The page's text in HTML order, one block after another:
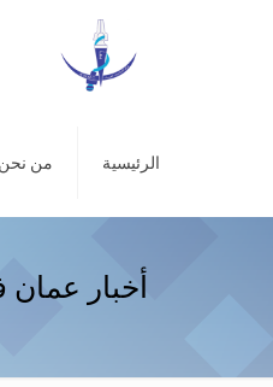
الرئيسية من نحن
أخبار عمان